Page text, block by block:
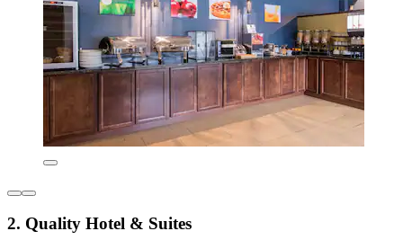
2. Quality Hotel & Suites